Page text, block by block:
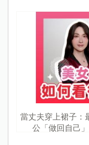
當丈夫穿上裙子：
公「做回自己